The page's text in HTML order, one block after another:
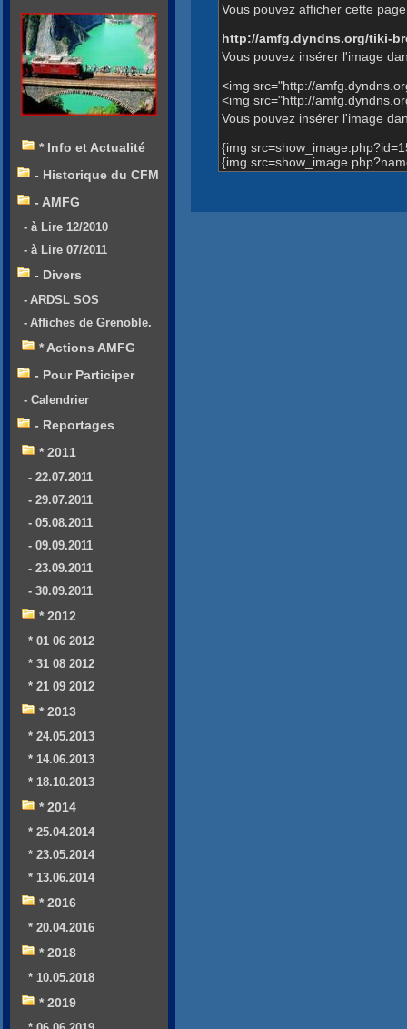
Vous pouvez afficher cette
http://amfg.dyndns.org/tiki-
Vous pouvez insérer l'image
<img src="http://
<img src="http://
Vous pouvez insérer l'image
{img
{img
* Info et Actualité
- Historique du CFM
- AMFG
- à Lire 12/2010
- à Lire 07/2011
- Divers
- ARDSL SOS
- Affiches de Grenoble.
* Actions AMFG
- Pour Participer
- Calendrier
- Reportages
* 2011
- 22.07.2011
- 29.07.2011
- 05.08.2011
- 09.09.2011
- 23.09.2011
- 30.09.2011
* 2012
* 01 06 2012
* 31 08 2012
* 21 09 2012
* 2013
* 24.05.2013
* 14.06.2013
* 18.10.2013
* 2014
* 25.04.2014
* 23.05.2014
* 13.06.2014
* 2016
* 20.04.2016
* 2018
* 10.05.2018
* 2019